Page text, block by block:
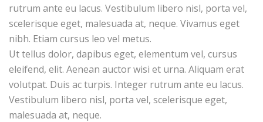
rutrum ante eu lacus. Vestibulum libero nisl, porta vel,
scelerisque eget, malesuada at, neque. Vivamus eget
nibh. Etiam cursus leo vel metus.
Ut tellus dolor, dapibus eget, elementum vel, cursus
eleifend, elit. Aenean auctor wisi et urna. Aliquam erat
volutpat. Duis ac turpis. Integer rutrum ante eu lacus.
Vestibulum libero nisl, porta vel, scelerisque eget,
malesuada at, neque.